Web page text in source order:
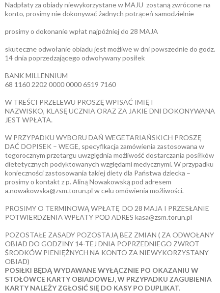
Nadpłaty za obiady niewykorzystane w MAJU zostaną zwrócone na
konto, prosimy nie dokonywać żadnych potrąceń samodzielnie
prosimy o dokonanie wpłat najpóźniej do 28 MAJA
skuteczne odwołanie obiadu jest możliwe w dni powszednie do godz.
14 dnia poprzedzającego odwoływany posiłek
BANK MILLENNIUM
68 1160 2202 0000 0000 6519 7160
W TREŚCI PRZELEWU PROSZĘ WPISAĆ IMIĘ I
NAZWISKO, KLASĘ UCZNIA ORAZ ZA JAKIE DNI DOKONYWANA
JEST WPŁATA.
W PRZYPADKU WYBORU DAŃ WEGETARIAŃSKICH PROSZĘ
DAĆ DOPISEK – WEGE, specyfikacja zamówienia zastosowana w
tegorocznym przetargu uwzględnia możliwość dostarczania posiłków
dietetycznych podyktowanych względami medycznymi. W przypadku
konieczności zastosowania takiej diety dla Państwa dziecka –
prosimy o kontakt z p. Aliną Nowakowską pod adresem
a.nowakowska@zsm.torun.pl w celu omówienia możliwości.
PROSIMY O TERMINOWĄ WPŁATĘ DO 28 MAJA I PRZESŁANIE
POTWIERDZENIA WPŁATY POD ADRES kasa@zsm.torun.pl
POZOSTAŁE ZASADY POZOSTAJĄ BEZ ZMIAN ( ZA ODWOŁANY
OBIAD DO GODZINY 14-TEJ DNIA POPRZEDNIEGO ZWROT
ŚRODKÓW PIENIĘŻNYCH NA KONTO ZA NIEWYKORZYSTANY
OBIAD)
POSIŁKI BĘDĄ WYDAWANE WYŁĄCZNIE PO OKAZANIU W
STOŁÓWCE KARTY OBIADOWEJ, W PRZYPADKU ZAGUBIENIA
KARTY NALEŻY ZGŁOSIĆ SIĘ DO KASY PO DUPLIKAT.